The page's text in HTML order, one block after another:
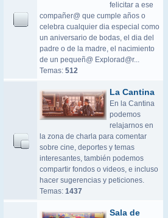
felicitar a ese
compañer@ que cumple años o
celebra cualquier dia especial como
un aniversario de bodas, el dia del
padre o de la madre, el nacimiento
de un pequeñ@ Explorad@r...
Temas: 512
La Cantina
En la Cantina
podemos
relajarnos en
la zona de charla para comentar
sobre cine, deportes y temas
interesantes, también podemos
compartir fondos o videos, e incluso
hacer sugerencias y peticiones.
Temas: 1437
Sala de